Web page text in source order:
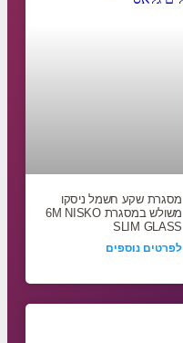
מסגרת שקע חשמל ניסקו
משולש במסגרת 6M NISKO
SLIM GLASS
לפרטים נוספים